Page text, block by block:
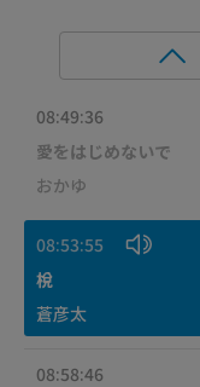
08:49:36
愛をはじめないで
おかゆ
08:53:55
梲
蒼彦太
08:58:46